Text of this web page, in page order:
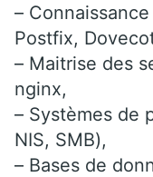
–
Postfix,
– Maitrise des
nginx,
– Systèmes de
NIS, SMB),
– Bases de